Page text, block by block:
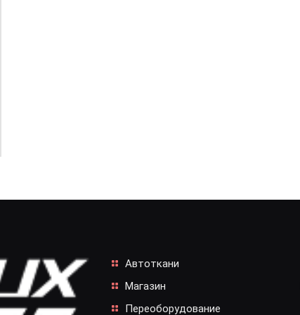
Автоткани
Магазин
Переоборудование